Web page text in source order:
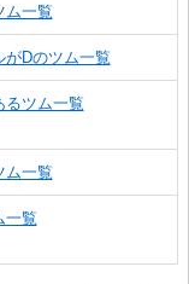
ム一覧
がDのツム一覧
るツム一覧
ム一覧
一覧